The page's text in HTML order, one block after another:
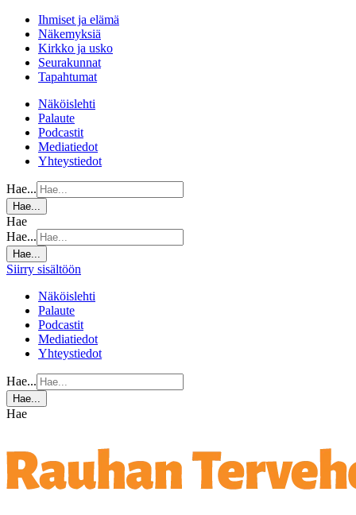
Ihmiset ja elämä
Näkemyksiä
Kirkko ja usko
Seurakunnat
Tapahtumat
Näköislehti
Palaute
Podcastit
Mediatiedot
Yhteystiedot
Hae...
Hae...
Hae
Hae...
Hae...
Siirry sisältöön
Näköislehti
Palaute
Podcastit
Mediatiedot
Yhteystiedot
Hae...
Hae...
Hae